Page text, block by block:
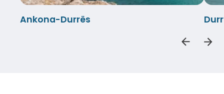
Ankona-Durrës